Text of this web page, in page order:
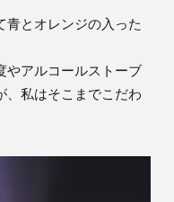
青とオレンジの入った
やアルコールストーブ
、私はそこまでこだわ